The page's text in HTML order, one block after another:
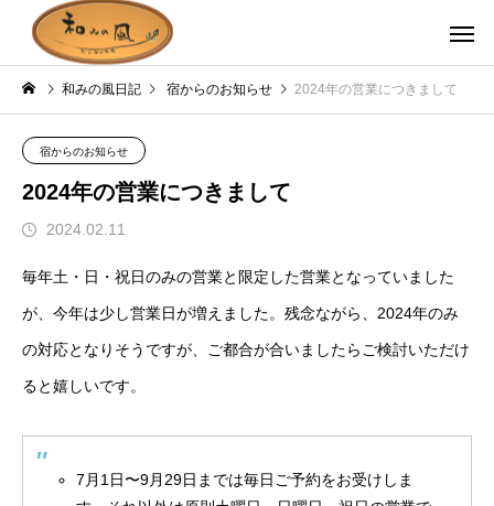
和みの風日記 宿からのお知らせ 2024年の営業につきまして
宿からのお知らせ
2024年の営業につきまして
2024.02.11
毎年土・日・祝日のみの営業と限定した営業となっていました
が、今年は少し営業日が増えました。残念ながら、2024年のみ
の対応となりそうですが、ご都合が合いましたらご検討いただけ
ると嬉しいです。
7月1日〜9月29日までは毎日ご予約をお受けしま